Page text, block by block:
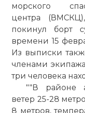
морского
центра
покинул борт
времени 15
Из выписки
членами экипажа
три человека
""В районе
ветер 25-28
8 метров,